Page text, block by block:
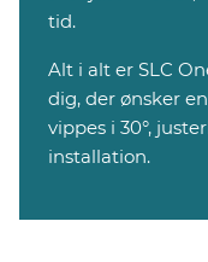
tid.
Alt i alt er SLC
dig, der ønsker
vippes i 30°,
installation.